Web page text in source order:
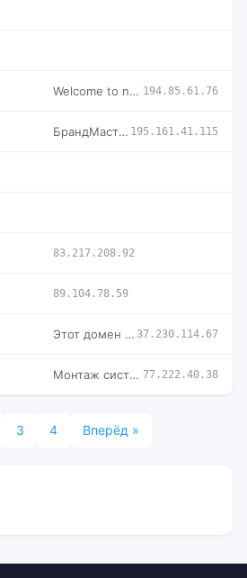
Welcome to nginx! 194.85.61.76
БрандМастер - огнестойкие конструкции, противопожарное остек 195.161.41.115
83.217.208.92
89.104.78.59
Этот домен был создан 37.230.114.67
Монтаж систем пожарной сигнализации и оповещения Siemens 77.222.40.38
3 4 Вперёд »